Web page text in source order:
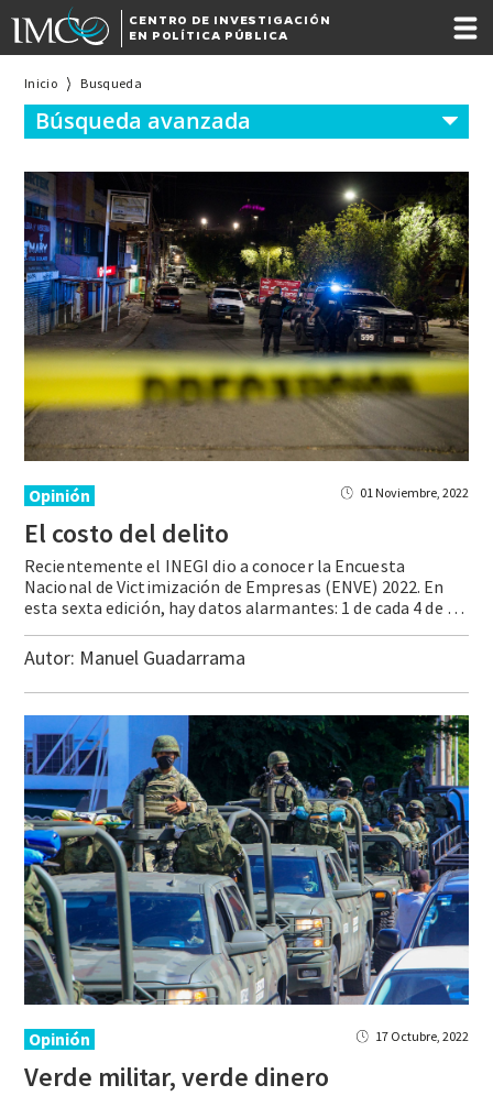
CENTRO DE INVESTIGACIÓN
EN POLÍTICA PÚBLICA
Inicio Busqueda
Búsqueda avanzada
Opinión 01 Noviembre, 2022
Elcosto deldelito
Recientemente el INEGI dio a conocer la Encuesta
Nacional de Victimización de Empresas (ENVE) 2022. En
esta sexta edición, hay datos alarmantes: 1 de cada 4 de las empresas en el país fue víctima de un delito y más de la mitad (52.9%) consideró a la incidencia delictiva como el principal problema para su operación. … Continue reading El costo del delito
Autor: Manuel Guadarrama
Opinión 17 Octubre, 2022
Verde militar,verde dinero